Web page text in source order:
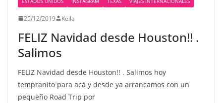
25/12/2019 Keila
FELIZ Navidad desde Houston!! .
Salimos
FELIZ Navidad desde Houston!! . Salimos hoy
tempranito para acá y desde ya arrancamos con un
pequeño Road Trip por